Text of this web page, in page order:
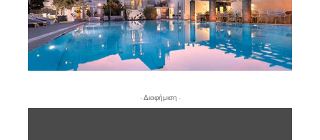
- Διαφήμιση -